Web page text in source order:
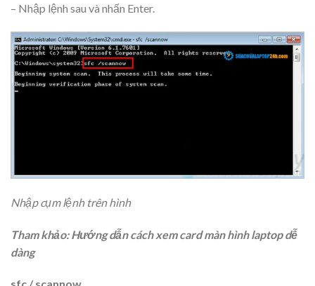
– Nhập lệnh sau và nhấn Enter.
Nhập cụm lệnh trên hình
Tham khảo: Hướng dẫn cách xem card màn hình laptop dễ
dàng